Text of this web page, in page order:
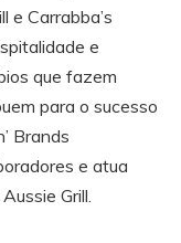
e Carrabba’s
e
que fazem
para o sucesso
Brands
e atua
Grill.